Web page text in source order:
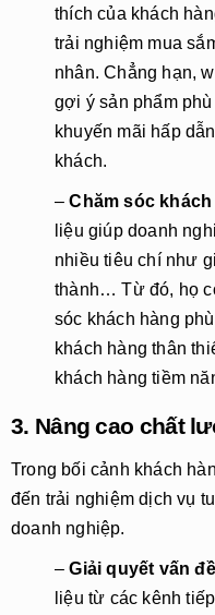
thích của khách
trải nghiệm mua
nhân. Chẳng hạn,
gợi ý sản phẩm
khuyến mãi hấp
khách.
–Chăm sóc
liệu giúp doanh
nhiều tiêu chí như
thành… Từ đó, họ
sóc khách hàng
khách hàng thân
khách hàng tiềm
3. Nâng cao chất
Trong bối cảnh khách
đến trải nghiệm dịch vụ
doanh nghiệp.
–Giải quyết vấn
liệu từ các kênh